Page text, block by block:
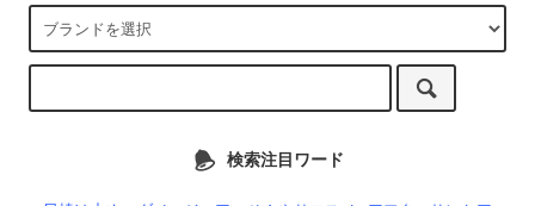
検索注目ワード